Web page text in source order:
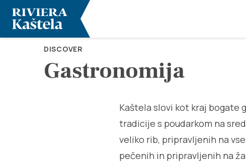
DISCOVER
Gastronomija
Kaštela slovi kot kraj bogate
tradicije s poudarkom na
veliko rib, pripravljenih na
pečenih in pripravljenih na